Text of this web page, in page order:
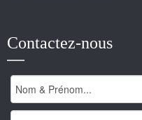
Contactez-nous